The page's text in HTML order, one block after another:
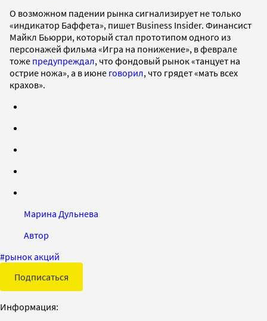
О возможном падении рынка сигнализирует не только
«индикатор Баффета», пишет Business Insider. Финансист
Майкл Бьюрри, который стал прототипом одного из
персонажей фильма «Игра на понижение», в феврале
тоже предупреждал, что фондовый рынок «танцует на
острие ножа», а в июне говорил, что грядет «мать всех
крахов».
Марина Дульнева
Автор
#рынок акций
Подписаться
Информация: